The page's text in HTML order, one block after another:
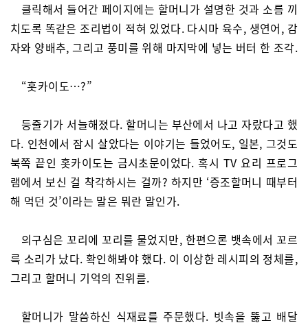
클릭해서 들어간 페이지에는 할머니가 설명한 것과 소름 끼
치도록 똑같은 조리법이 적혀 있었다. 다시마 육수, 생연어, 감
자와 양배추, 그리고 풍미를 위해 마지막에 넣는 버터 한 조각.
“홋카이도…?”
등줄기가 서늘해졌다. 할머니는 부산에서 나고 자랐다고 했
다. 인천에서 잠시 살았다는 이야기는 들었어도, 일본, 그것도
북쪽 끝인 홋카이도는 금시초문이었다. 혹시 TV 요리 프로그
램에서 보신 걸 착각하시는 걸까? 하지만 ‘증조할머니 때부터
해 먹던 것’이라는 말은 뭐란 말인가.
의구심은 꼬리에 꼬리를 물었지만, 한편으론 뱃속에서 꼬르
륵 소리가 났다. 확인해봐야 했다. 이 이상한 레시피의 정체를,
그리고 할머니 기억의 진위를.
할머니가 말씀하신 식재료를 주문했다. 빗속을 뚫고 배달